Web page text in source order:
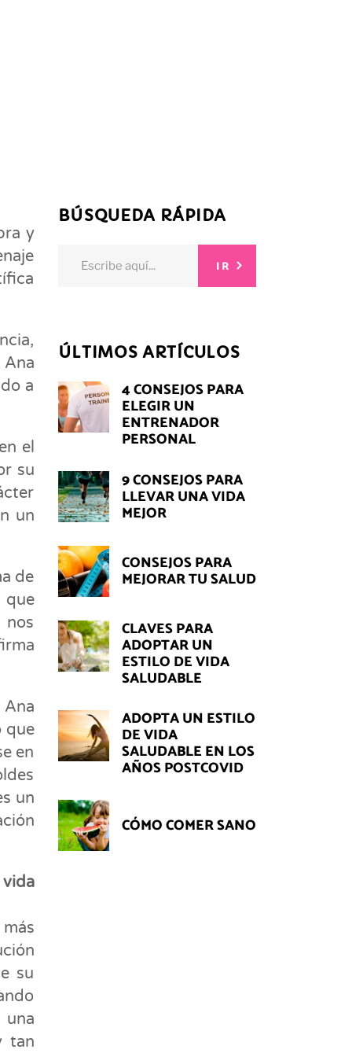
y
a
el
su
un
de
que
nos
que
en
un
su
una
tan
BÚSQUEDA RÁPIDA
IR
ÚLTIMOS ARTÍCULOS
4 CONSEJOS PARA
ELEGIR UN
ENTRENADOR
PERSONAL
9 CONSEJOS PARA
LLEVAR UNA VIDA
MEJOR
CONSEJOS PARA
MEJORAR TU SALUD
CLAVES PARA
ADOPTAR UN
ESTILO DE VIDA
SALUDABLE
ADOPTA UN ESTILO
DE VIDA
SALUDABLE EN LOS
AÑOS POSTCOVID
CÓMO COMER SANO